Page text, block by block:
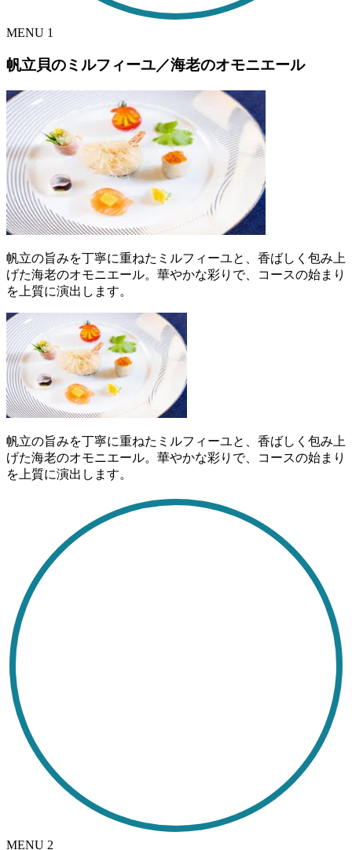
MENU 1
帆立貝のミルフィーユ／海老のオモニエール
帆立の旨みを丁寧に重ねたミルフィーユと、香ばしく包み上
げた海老のオモニエール。華やかな彩りで、コースの始まり
を上質に演出します。
帆立の旨みを丁寧に重ねたミルフィーユと、香ばしく包み上
げた海老のオモニエール。華やかな彩りで、コースの始まり
を上質に演出します。
MENU 2